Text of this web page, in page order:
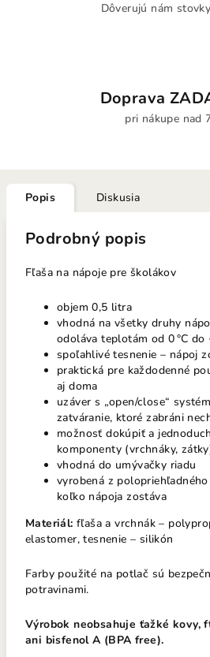
Dôverujú nám
Doprava
pri nákupe nad
Popis Diskusia
Podrobný popis
Fľaša na nápoje pre školákov
objem 0,5 litra
vhodná na všetky druhy
odoláva teplotám od 0 °C do
spoľahlivé tesnenie – nápoj
praktická pre každodenné
aj doma
uzáver s „open/close“
zatváranie, ktoré zabráni
možnosť dokúpiť a
komponenty (vrchnáky,
vhodná do umývačky riadu
vyrobená z
koľko nápoja zostáva
Materiál: fľaša a vrchnák –
elastomer, tesnenie – silikón
Farby použité na potlač sú
potravinami.
Výrobok neobsahuje ťažké kovy,
ani bisfenol A (BPA free).